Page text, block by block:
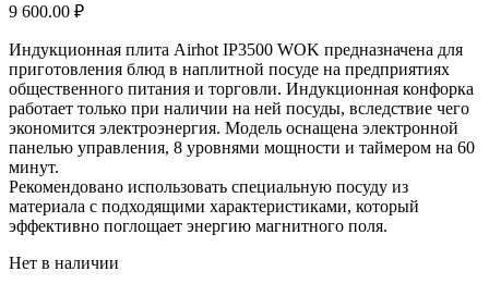
9 600.00 ₽
Индукционная плита Airhot IP3500 WOK предназначена для
приготовления блюд в наплитной посуде на предприятиях
общественного питания и торговли. Индукционная конфорка
работает только при наличии на ней посуды, вследствие чего
экономится электроэнергия. Модель оснащена электронной
панелью управления, 8 уровнями мощности и таймером на 60
минут.
Рекомендовано использовать специальную посуду из
материала с подходящими характеристиками, который
эффективно поглощает энергию магнитного поля.
Нет в наличии